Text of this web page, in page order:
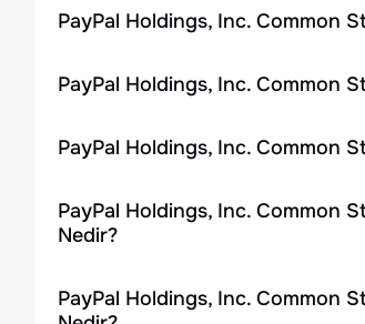
PayPal Holdings, Inc. Common
PayPal Holdings, Inc. Common
PayPal Holdings, Inc. Common
PayPal Holdings, Inc. Common
Nedir?
PayPal Holdings, Inc. Common